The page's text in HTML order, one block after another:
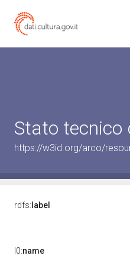
Stato tecnico
https://w3id.org/arco/
rdfs: label
l0:name